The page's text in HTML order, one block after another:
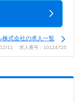
株式会社の求人一覧
12/11 求人番号：10124725